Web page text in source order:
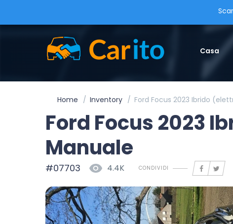
Casa
Home Inventory Ford Focus 2023 Ibrido
Ford Focus 2023
Manuale
#07703 4.4K CONDIVIDI